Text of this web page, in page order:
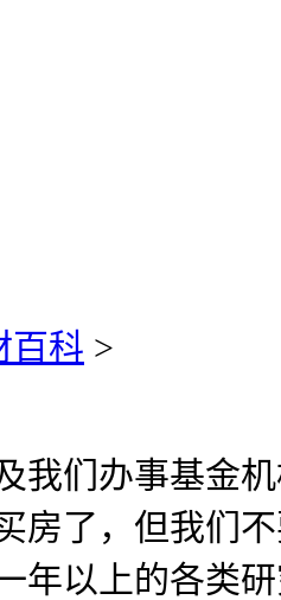
百科 >
们办事基金机
房了，但我们
年以上的各类